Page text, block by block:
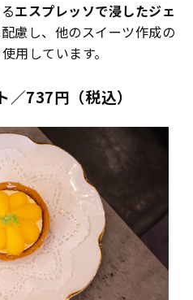
エスプレッソで浸したジェ
慮し、他のスイーツ作成の
用しています。
737円（税込）